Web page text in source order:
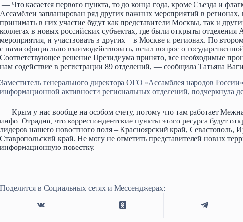
— Что касается первого пункта, то до конца года, кроме Съезда и
Ассамблеи запланирован ряд других важных мероприятий в регионах,
принимать в них участие будут как представители Москвы, так и
коллегах в новых российских субъектах, где были открыты
мероприятия, и участвовать в других – в Москве и регионах. По
с нами официально взаимодействовать, встал вопрос о
Соответствующее решение Президиума принято, все необходимые
нам содействие в регистрации 89 отделений, — сообщила Татьяна
Заместитель генерального директора ОГО «Ассамблея народов
информационной активности региональных отделений, подчеркнула
— Крым у нас вообще на особом счету, потому что там работает
инфо. Отрадно, что корреспондентские пункты этого ресурса будут
лидеров нашего новостного поля – Красноярский край, Севастополь,
Ставропольский край. Не могу не отметить представителей новых
информационную повестку.
Поделится в Социальных сетях и Мессенджерах: